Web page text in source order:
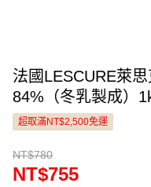
法國LESCURE萊
84%（冬乳製成）
超取滿NT$2,500免運
NT$780
NT$755